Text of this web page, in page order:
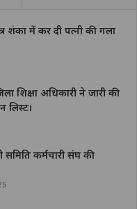
शंका में कर दी पत्नी की गला
शिक्षा अधिकारी ने जारी की
लिस्ट।
समिति कर्मचारी संघ की